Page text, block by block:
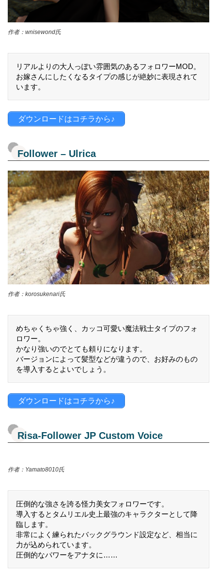
作者：wnisewond氏
リアルよりの大人っぽい雰囲気のあるフォロワーMOD。
お嫁さんにしたくなるタイプの感じが絶妙に表現されて
います。
ダウンロードはコチラから♪
Follower – Ulrica
作者：korosukenari氏
めちゃくちゃ強く、カッコ可愛い魔法戦士タイプのフォ
ロワー。
かなり強いのでとても頼りになります。
バージョンによって髪型などが違うので、お好みのもの
を導入するとよいでしょう。
ダウンロードはコチラから♪
Risa-Follower JP Custom Voice
作者：Yamato8010氏
圧倒的な強さを誇る怪力美女フォロワーです。
導入するとタムリエル史上最強のキャラクターとして降
臨します。
非常によく練られたバックグラウンド設定など、相当に
力が込められています。
圧倒的なパワーをアナタに……